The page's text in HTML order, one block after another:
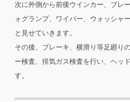
次に外側から前後ウインカー、ブレ
ォグランプ、ワイパー、ウォッシャ
と見せていきます。
その後、ブレーキ、横滑り等足廻り
ー検査、排気ガス検査を行い、ヘッ
す。